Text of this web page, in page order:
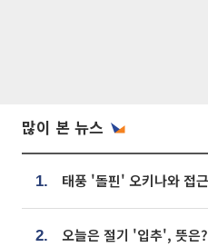
많이 본 뉴스
1.
2. 오늘은 절기 '입추', 뜻은?